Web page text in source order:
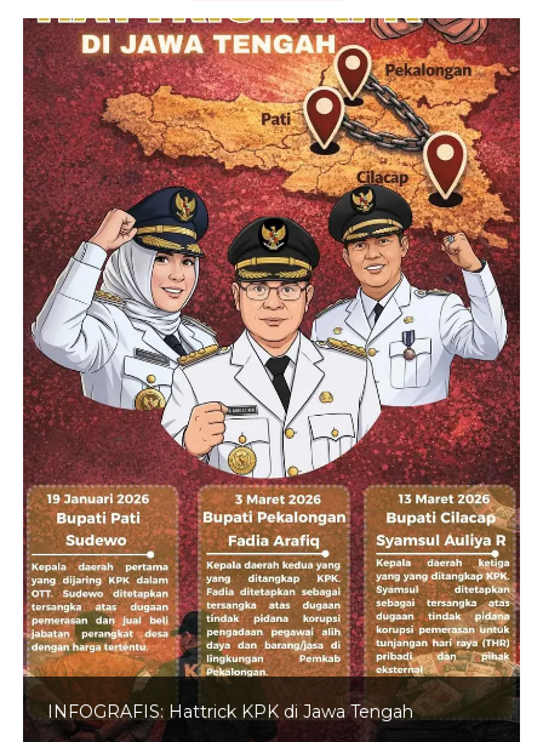
INFOGRAFIS: Hattrick KPK di Jawa Tengah